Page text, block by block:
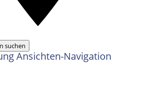
suchen
Ansichten-Navigation